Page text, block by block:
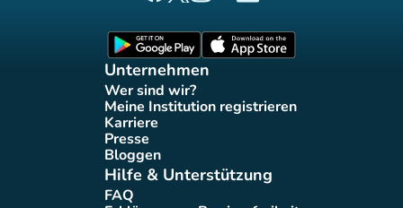
(new tab)
Unternehmen
Wer sind wir?
(new tab)
Meine Institution registrieren
(new tab)
Karriere(new tab)
Presse(new tab)
Bloggen
(new tab)
Hilfe & Unterstützung
FAQ(new tab)